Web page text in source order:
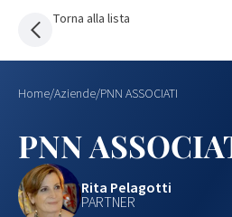
Torna alla lista
Home/Aziende/PNN ASSOCIATI
PNN
Rita Pelagotti
PARTNER